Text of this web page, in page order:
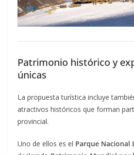
Patrimonio histórico y
únicas
La propuesta turística incluye
atractivos históricos que forman
provincial.
Uno de ellos es el Parque Nacional